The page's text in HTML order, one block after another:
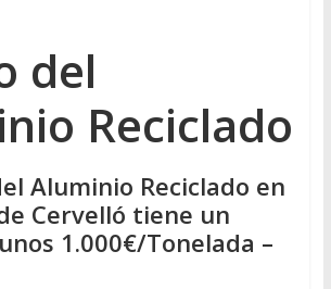
del
Reciclado
Aluminio Reciclado en
Cervelló tiene un
1.000€/Tonelada –